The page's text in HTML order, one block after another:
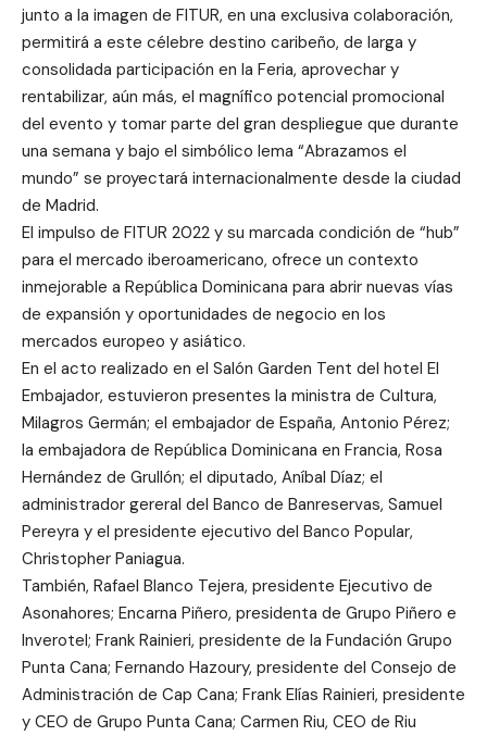
junto a la imagen de FITUR, en una exclusiva colaboración,
permitirá a este célebre destino caribeño, de larga y
consolidada participación en la Feria, aprovechar y
rentabilizar, aún más, el magnífico potencial promocional
del evento y tomar parte del gran despliegue que durante
una semana y bajo el simbólico lema “Abrazamos el
mundo” se proyectará internacionalmente desde la ciudad
de Madrid.
El impulso de FITUR 2022 y su marcada condición de “hub”
para el mercado iberoamericano, ofrece un contexto
inmejorable a República Dominicana para abrir nuevas vías
de expansión y oportunidades de negocio en los
mercados europeo y asiático.
En el acto realizado en el Salón Garden Tent del hotel El
Embajador, estuvieron presentes la ministra de Cultura,
Milagros Germán; el embajador de España, Antonio Pérez;
la embajadora de República Dominicana en Francia, Rosa
Hernández de Grullón; el diputado, Aníbal Díaz; el
administrador gereral del Banco de Banreservas, Samuel
Pereyra y el presidente ejecutivo del Banco Popular,
Christopher Paniagua.
También, Rafael Blanco Tejera, presidente Ejecutivo de
Asonahores; Encarna Piñero, presidenta de Grupo Piñero e
Inverotel; Frank Rainieri, presidente de la Fundación Grupo
Punta Cana; Fernando Hazoury, presidente del Consejo de
Administración de Cap Cana; Frank Elías Rainieri, presidente
y CEO de Grupo Punta Cana; Carmen Riu, CEO de Riu